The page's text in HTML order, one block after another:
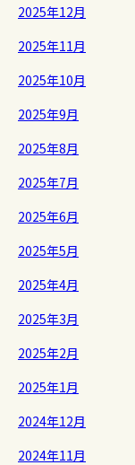
2025年12月
2025年11月
2025年10月
2025年9月
2025年8月
2025年7月
2025年6月
2025年5月
2025年4月
2025年3月
2025年2月
2025年1月
2024年12月
2024年11月